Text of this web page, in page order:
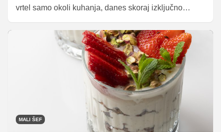
vrtel samo okoli kuhanja, danes skoraj izključno
pripravljamo jedi, ki vzamejo največ pol ure časa.
Tako se med pripravo ne okusi ne razvijejo tako, kot
nekoč, tudi vonji, ki se širijo iz kuhinje, so manj
intenzivni. A s preprostim trikom lahko sodobnim
jedem povrnemo tradicionalen okus in vonj po
domačnosti. Preverite, kako!
MALI ŠEF